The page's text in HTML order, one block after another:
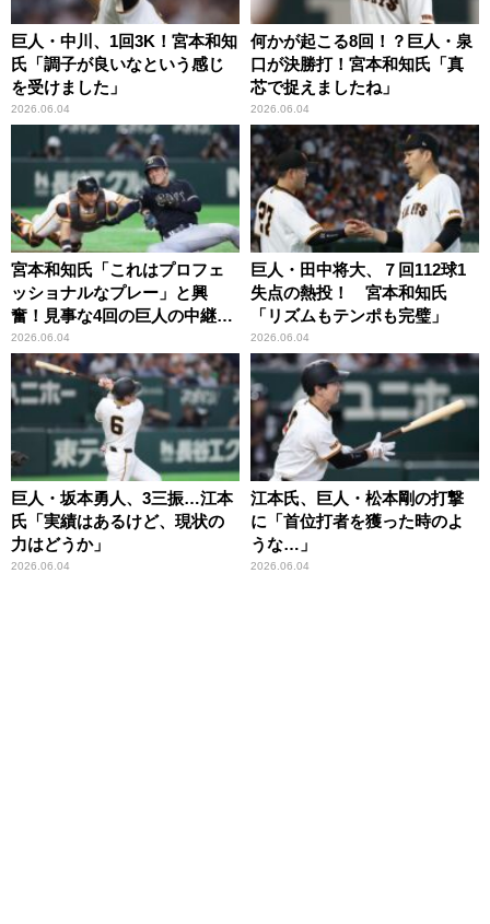
巨人・中川、1回3K！宮本和知
氏「調子が良いなという感じ
を受けました」
2026.06.04
何かが起こる8回！？巨人・泉
口が決勝打！宮本和知氏「真
芯で捉えましたね」
2026.06.04
宮本和知氏「これはプロフェ
ッショナルなプレー」と興
奮！見事な4回の巨人の中継プ
レー
2026.06.04
巨人・田中将大、７回112球1
失点の熱投！ 宮本和知氏
「リズムもテンポも完璧」
2026.06.04
巨人・坂本勇人、3三振…江本
氏「実績はあるけど、現状の
力はどうか」
2026.06.04
江本氏、巨人・松本剛の打撃
に「首位打者を獲った時のよ
うな…」
2026.06.04